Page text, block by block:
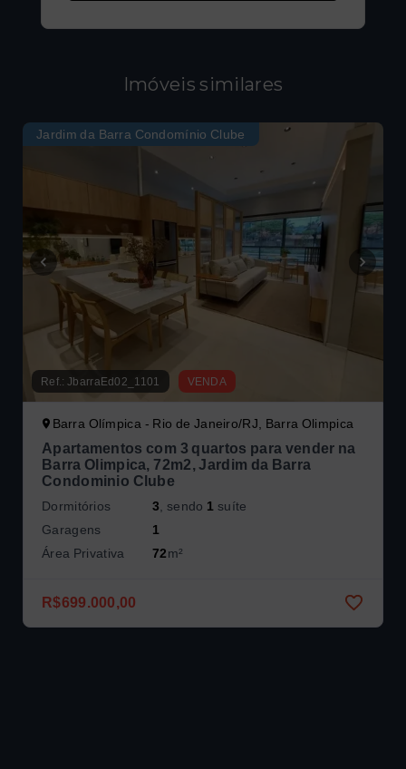
Imóveis similares
Jardim da Barra Condomínio Clube
Ref.:JbarraEd02_1101 VENDA
Barra Olímpica - Rio de Janeiro/RJ, Barra Olimpica
Apartamentos com 3 quartos para vender na
Barra Olimpica, 72m2, Jardim da Barra
Condominio Clube
Dormitórios 3 , sendo 1 suíte
Garagens
1
Área Privativa
72m²
R$699.000,00